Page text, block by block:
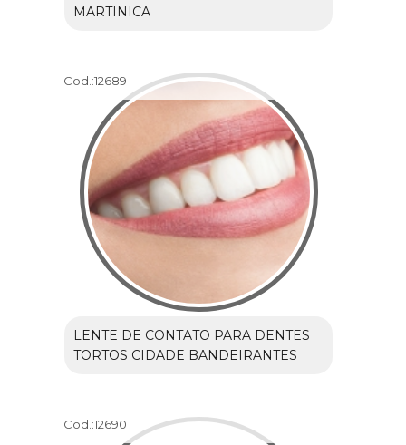
MARTINICA
Cod.:12689
LENTE DE CONTATO PARA DENTES
TORTOS CIDADE BANDEIRANTES
Cod.:12690